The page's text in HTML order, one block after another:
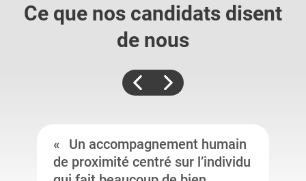
Ce que nos candidats disent
de nous
Un accompagnement humain
de proximité centré sur l’individu